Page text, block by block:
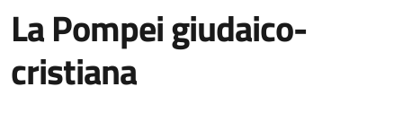
La Pompei giudaico-
cristiana